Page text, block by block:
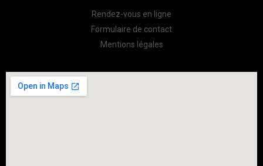
Rendez-vous en ligne
Formulaire de contact
Mentions légales